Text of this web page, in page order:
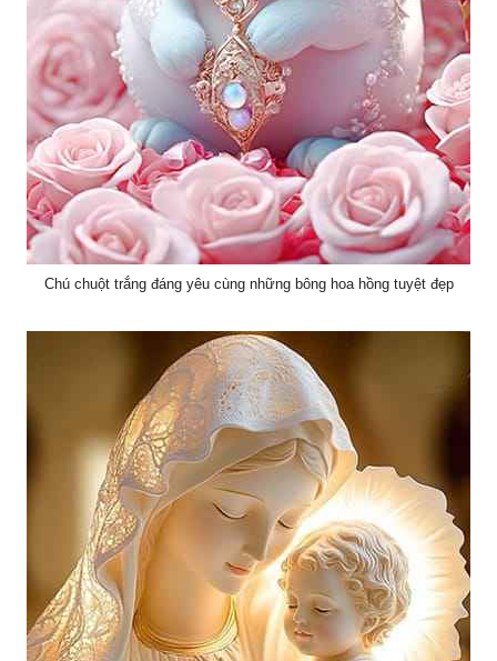
Chú chuột trắng đáng yêu cùng những bông hoa hồng tuyệt đẹp